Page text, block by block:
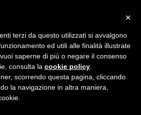
scrittura e
viaggio: come
×
terzi da questo utilizzati si avvalgono
ed utili alle finalità illustrate
saperne di più o negare il consenso
consulta la cookie policy
scorrendo questa pagina, cliccando
la navigazione in altra maniera,